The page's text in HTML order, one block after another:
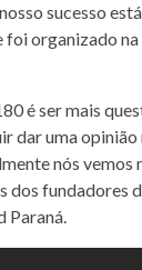
sucesso
organizado
é ser mais
dar uma
nós vemos
dos fundadores
Paraná.